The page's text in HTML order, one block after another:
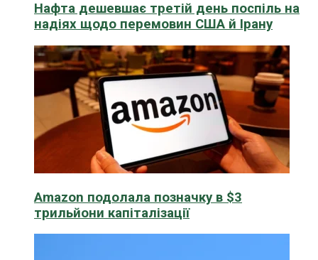
Нафта дешевшає третій день поспіль на
надіях щодо перемовин США й Ірану
Amazon подолала позначку в $3
трильйони капіталізації